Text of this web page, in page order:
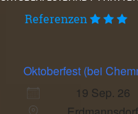
Referenzen
Oktoberfest (bei
19 Sep. 26